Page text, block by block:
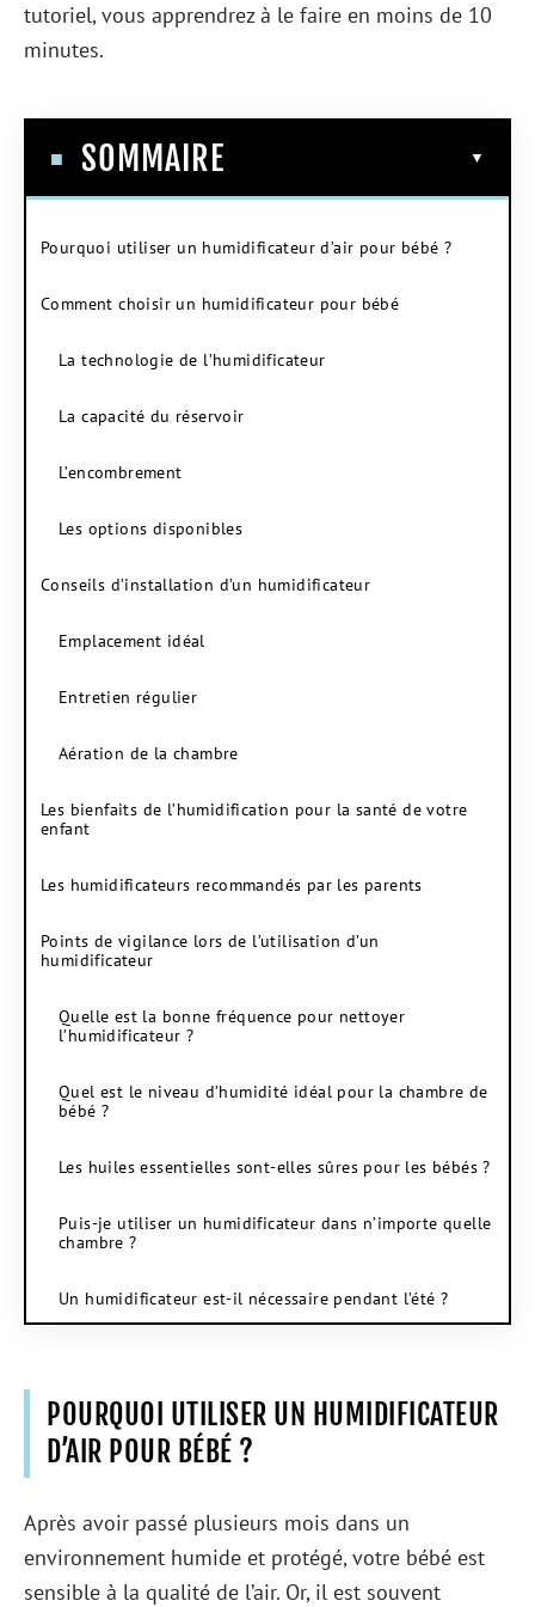
tutoriel, vous apprendrez à le faire en moins de 10
minutes.
SOMMAIRE
Pourquoi utiliser un humidificateur d’air pour bébé ?
Comment choisir un humidificateur pour bébé
La technologie de l’humidificateur
La capacité du réservoir
L’encombrement
Les options disponibles
Conseils d’installation d’un humidificateur
Emplacement idéal
Entretien régulier
Aération de la chambre
Les bienfaits de l’humidification pour la santé de votre
enfant
Les humidificateurs recommandés par les parents
Points de vigilance lors de l’utilisation d’un
humidificateur
Quelle est la bonne fréquence pour nettoyer
l’humidificateur ?
Quel est le niveau d’humidité idéal pour la chambre de
bébé ?
Les huiles essentielles sont-elles sûres pour les bébés ?
Puis-je utiliser un humidificateur dans n’importe quelle
chambre ?
Un humidificateur est-il nécessaire pendant l’été ?
POURQUOI UTILISER UN HUMIDIFICATEUR
D’AIR POUR BÉBÉ ?
Après avoir passé plusieurs mois dans un
environnement humide et protégé, votre bébé est
sensible à la qualité de l’air. Or, il est souvent